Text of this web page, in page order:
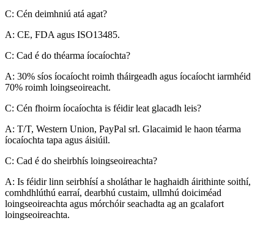
C: Cén deimhniú atá agat?
A: CE, FDA agus ISO13485.
C: Cad é do théarma íocaíochta?
A: 30% síos íocaíocht roimh tháirgeadh agus íocaíocht iarmhéid
70% roimh loingseoireacht.
C: Cén fhoirm íocaíochta is féidir leat glacadh leis?
A: T/T, Western Union, PayPal srl. Glacaimid le haon téarma
íocaíochta tapa agus áisiúil.
C: Cad é do sheirbhís loingseoireachta?
A: Is féidir linn seirbhísí a sholáthar le haghaidh áirithinte soithí,
comhdhlúthú earraí, dearbhú custaim, ullmhú doiciméad
loingseoireachta agus mórchóir seachadta ag an gcalafort
loingseoireachta.